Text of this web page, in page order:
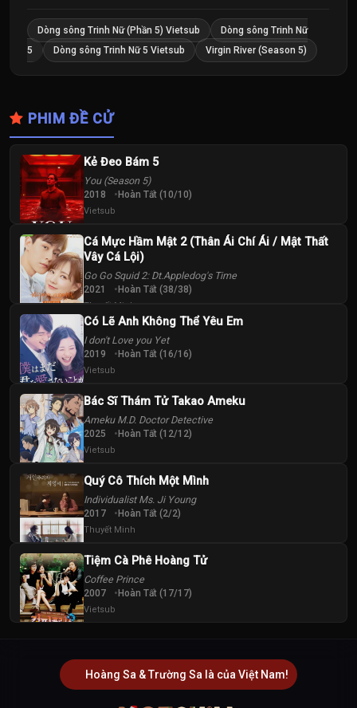
Dòng sông Trinh Nữ (Phần 5) Vietsub
Dòng sông Trinh Nữ
5
Dòng sông Trinh Nữ 5 Vietsub Virgin River (Season 5)
PHIM ĐỀ CỬ
Kẻ Đeo Bám 5
You (Season 5)
2018 Hoàn Tất (10/10)
Vietsub
Cá Mực Hầm Mật 2 (Thân Ái Chí Ái / Mật Thất
Vây Cá Lội)
Go Go Squid 2: Dt.Appledog's Time
2021 Hoàn Tất (38/38)
Thuyết Minh
Có Lẽ Anh Không Thể Yêu Em
I don't Love you Yet
2019 Hoàn Tất (16/16)
Vietsub
Bác Sĩ Thám Tử Takao Ameku
Ameku M.D. Doctor Detective
2025 Hoàn Tất (12/12)
Vietsub
Quý Cô Thích Một Mình
Individualist Ms. Ji Young
2017 Hoàn Tất (2/2)
Thuyết Minh
Tiệm Cà Phê Hoàng Tử
Coffee Prince
2007 Hoàn Tất (17/17)
Vietsub
Hoàng Sa & Trường Sa là của Việt Nam!